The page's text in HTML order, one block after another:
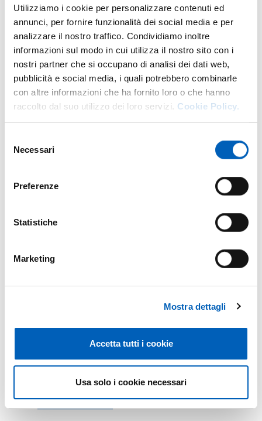
Utilizziamo i cookie per personalizzare contenuti ed
annunci, per fornire funzionalità dei social media e per
analizzare il nostro traffico. Condividiamo inoltre
informazioni sul modo in cui utilizza il nostro sito con i
nostri partner che si occupano di analisi dei dati web,
pubblicità e social media, i quali potrebbero combinarle
con altre informazioni che ha fornito loro o che hanno
raccolto dal suo utilizzo dei loro servizi. Cookie Policy.
delNecessari
Preferenze
Statistiche
Marketing
Mostra dettagli
Accetta tutti i cookie
Usa solo i cookie necessari
Scienze della Nutrizione Umana
Studenti del 2^ anno -Giovedì 09 ottobre 11.30-
12.00 - Laboratorio di Nutrizione Umana della
(Food Project Area)
- relatori: Prof. Luca Dellafiora
Internazionale Interateneo
Plesso di Farmacia- relatori: Prof.ssa Tullia
Food Sciences for Innovation and Authenticity